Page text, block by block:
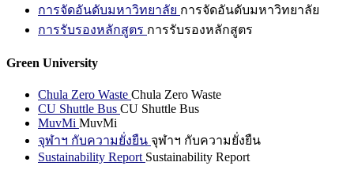
การจัดอันดับมหาวิทยาลัย การจัดอันดับมหาวิทยาลัย
การรับรองหลักสูตร การรับรองหลักสูตร
Green University
Chula Zero Waste Chula Zero Waste
CU Shuttle Bus CU Shuttle Bus
MuvMi MuvMi
จุฬาฯ กับความยั่งยืน จุฬาฯ กับความยั่งยืน
Sustainability Report Sustainability Report